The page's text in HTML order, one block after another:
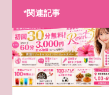
*関連記事